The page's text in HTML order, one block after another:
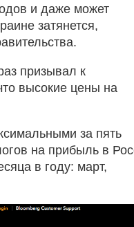
и даже может
затянется,
призывал к
высокие цены на
за пять
на прибыль в
в году: март,